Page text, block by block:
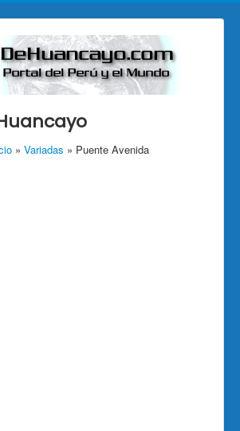
» Variadas » Puente Avenida